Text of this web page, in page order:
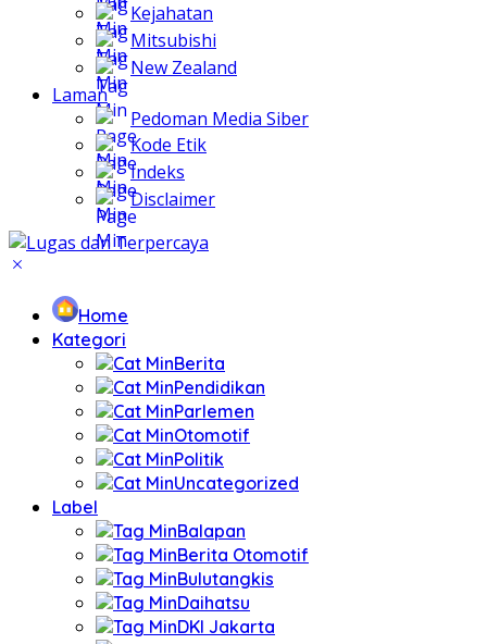
Kejahatan
Mitsubishi
New Zealand
Laman
Pedoman Media Siber
Kode Etik
Indeks
Disclaimer
Home
Kategori
Berita
Pendidikan
Parlemen
Otomotif
Politik
Uncategorized
Label
Balapan
Berita Otomotif
Bulutangkis
Daihatsu
DKI Jakarta